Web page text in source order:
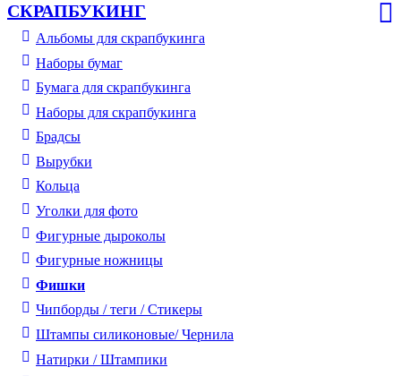
СКРАПБУКИНГ
Альбомы для скрапбукинга
Наборы бумаг
Бумага для скрапбукинга
Наборы для скрапбукинга
Брадсы
Вырубки
Кольца
Уголки для фото
Фигурные дыроколы
Фигурные ножницы
Фишки
Чипборды / теги / Стикеры
Штампы силиконовые/ Чернила
Натирки / Штампики